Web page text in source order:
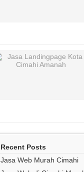
Recent Posts
Jasa Web Murah Cimahi